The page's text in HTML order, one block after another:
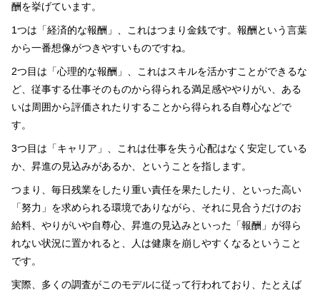
酬を挙げています。
1つは「経済的な報酬」、これはつまり金銭です。報酬という言葉
から一番想像がつきやすいものですね。
2つ目は「心理的な報酬」、これはスキルを活かすことができるな
ど、従事する仕事そのものから得られる満足感ややりがい、ある
いは周囲から評価されたりすることから得られる自尊心などで
す。
3つ目は「キャリア」、これは仕事を失う心配はなく安定している
か、昇進の見込みがあるか、ということを指します。
つまり、毎日残業をしたり重い責任を果たしたり、といった高い
「努力」を求められる環境でありながら、それに見合うだけのお
給料、やりがいや自尊心、昇進の見込みといった「報酬」が得ら
れない状況に置かれると、人は健康を崩しやすくなるということ
です。
実際、多くの調査がこのモデルに従って行われており、たとえば